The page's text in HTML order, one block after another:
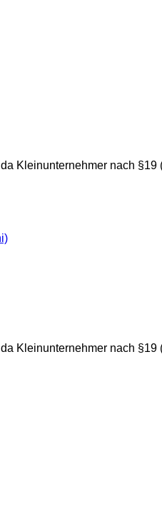
Kleinunternehmer nach §19
Kleinunternehmer nach §19